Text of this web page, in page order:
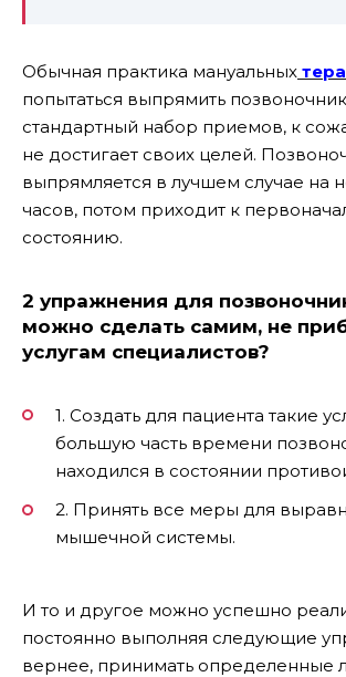
Обычная практика мануальных
попытаться выпрямить
стандартный набор приемов, к
не достигает своих целей.
выпрямляется в лучшем случае на
часов, потом приходит к
состоянию.
2 упражнения для
можно сделать самим, не
услугам специалистов?
1. Создать для пациента такие
большую часть времени
находился в состоянии
2. Принять все меры для
мышечной системы.
И то и другое можно успешно
постоянно выполняя следующие
вернее, принимать определенные